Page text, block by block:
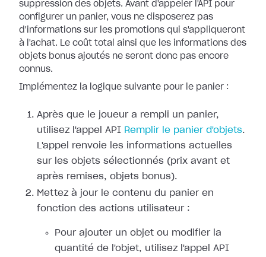
suppression des objets. Avant d'appeler l'API pour
configurer un panier, vous ne disposerez pas
d'informations sur les promotions qui s'appliqueront
à l'achat. Le coût total ainsi que les informations des
objets bonus ajoutés ne seront donc pas encore
connus.
Implémentez la logique suivante pour le panier :
Après que le joueur a rempli un panier,
utilisez l'appel API Remplir le panier d'objets.
L'appel renvoie les informations actuelles
sur les objets sélectionnés (prix avant et
après remises, objets bonus).
Mettez à jour le contenu du panier en
fonction des actions utilisateur :
Pour ajouter un objet ou modifier la
quantité de l'objet, utilisez l'appel API